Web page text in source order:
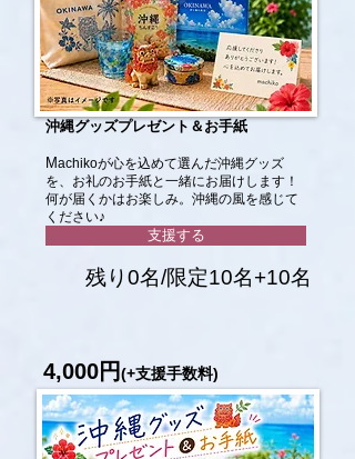
沖縄グッズプレゼント＆お手紙
​Machikoが心を込めて選んだ沖縄グッズ
を、お礼のお手紙と一緒にお届けします！
何が届くかはお楽しみ。沖縄の風を感じて
ください♪
支援する
残り0名/限定10名+10名
4,000円(+支援手数料)